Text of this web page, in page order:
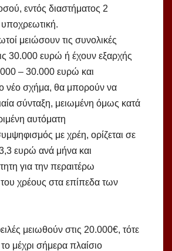
εντός διαστήματος 2
μειώσουν τις συνολικές
30.000 ευρώ ή έχουν εξαρχής
– 30.000 ευρώ και
νέο σχήμα, θα μπορούν να
σύνταξη, μειωμένη όμως κατά
αυτόματη
με χρέη, ορίζεται σε
ευρώ ανά μήνα και
για την περαιτέρω
χρέους στα επίπεδα των
μειωθούν στις 20.000€, τότε
μέχρι σήμερα πλαίσιο